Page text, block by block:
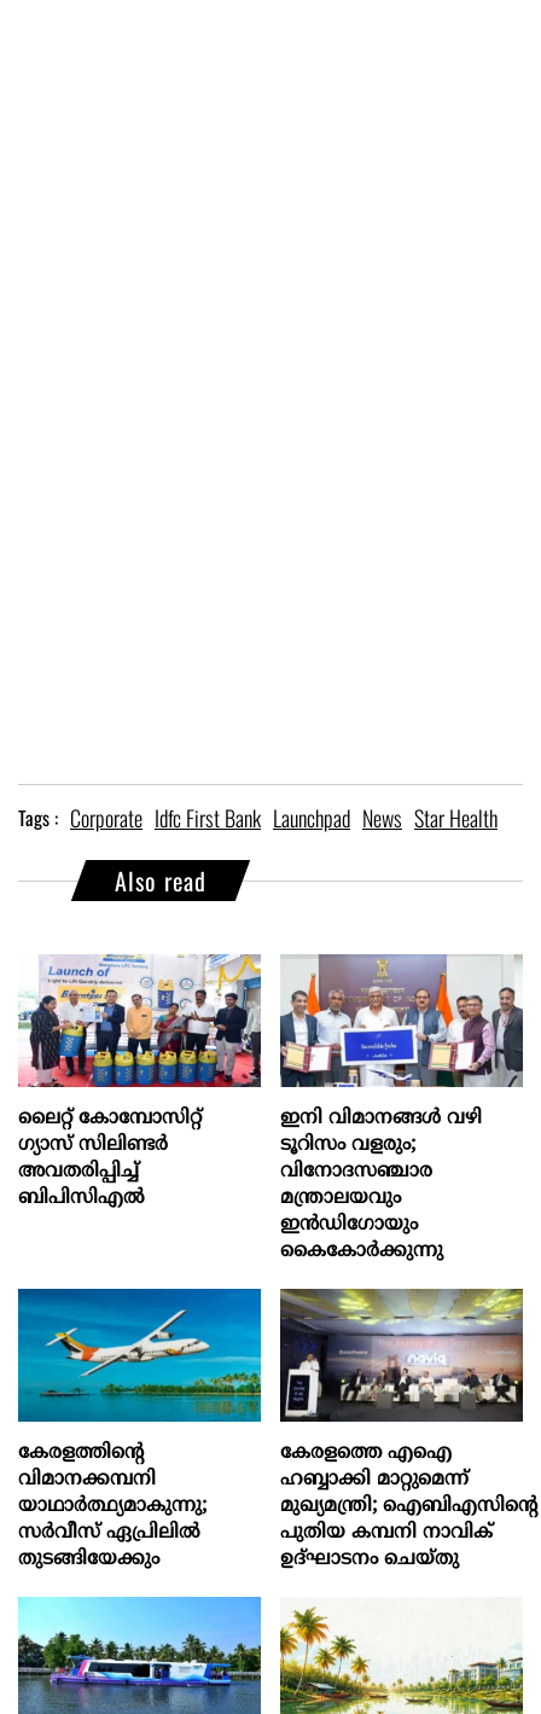
Tags : Corporate Idfc First Bank Launchpad News Star Health
Also read
ലൈറ്റ് കോമ്പോസിറ്റ്
ഗ്യാസ് സിലിണ്ടർ
അവതരിപ്പിച്ച്
ബിപിസിഎൽ
ഇനി വിമാനങ്ങള്‍ വഴി
ടൂറിസം വളരും;
വിനോദസഞ്ചാര
മന്ത്രാലയവും
ഇന്‍ഡിഗോയും
കൈകോര്‍ക്കുന്നു
കേരളത്തിന്റെ
വിമാനക്കമ്പനി
യാഥാര്‍ത്ഥ്യമാകുന്നു;
സര്‍വീസ് ഏപ്രിലില്‍
തുടങ്ങിയേക്കും
കേരളത്തെ എഐ
ഹബ്ബാക്കി മാറ്റുമെന്ന്
മുഖ്യമന്ത്രി; ഐബിഎസിന്റെ
പുതിയ കമ്പനി നാവിക്
ഉദ്ഘാടനം ചെയ്തു